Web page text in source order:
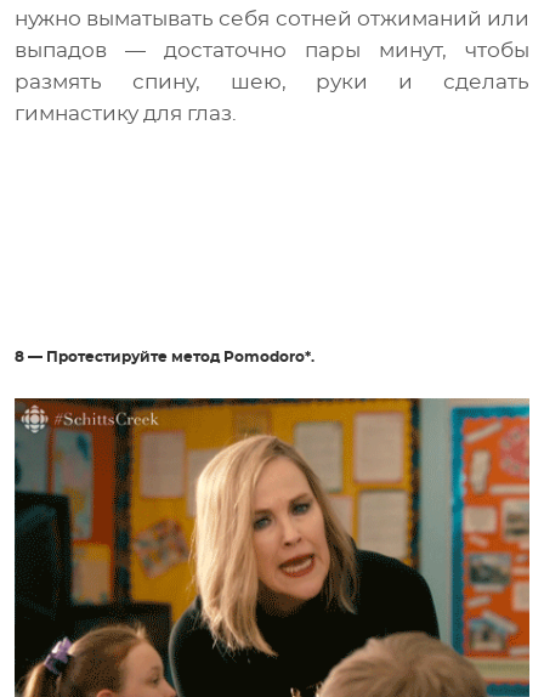
нужно выматывать себя сотней отжиманий или
выпадов — достаточно пары минут, чтобы
размять спину, шею, руки и сделать
гимнастику для глаз.
8 — Протестируйте метод Pomodoro*.